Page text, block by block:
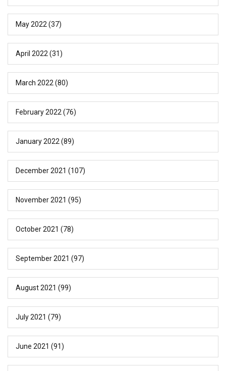
May 2022 (37)
April 2022 (31)
March 2022 (80)
February 2022 (76)
January 2022 (89)
December 2021 (107)
November 2021 (95)
October 2021 (78)
September 2021 (97)
August 2021 (99)
July 2021 (79)
June 2021 (91)